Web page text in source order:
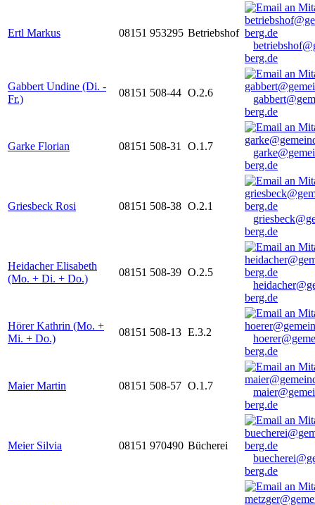
Ertl Markus 08151 953295 Betriebshof
berg.de
Gabbert Undine (Di. -
Fr.)
08151 508-44 O.2.6
berg.de
Garke Florian 08151 508-31 O.1.7
berg.de
Griesbeck Rosi 08151 508-38 O.2.1
berg.de
Heidacher Elisabeth
(Mo. + Di. + Do.)
08151 508-39 O.2.5
berg.de
Hörer Kathrin (Mo. +
Mi. + Do.)
08151 508-13 E.3.2
berg.de
Maier Martin 08151 508-57 O.1.7
berg.de
Meier Silvia 08151 970490 Bücherei
berg.de